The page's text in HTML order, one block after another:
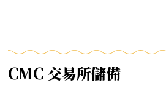
CMC 交易所儲備